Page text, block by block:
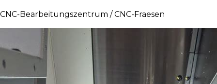
CNC-Bearbeitungszentrum / CNC-Fraesen